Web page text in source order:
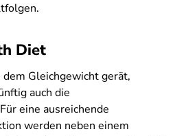
Diet
Gleichgewicht gerät,
auch die
eine ausreichende
werden neben einem